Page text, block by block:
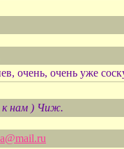
очень, очень уже
к нам ) Чиж.